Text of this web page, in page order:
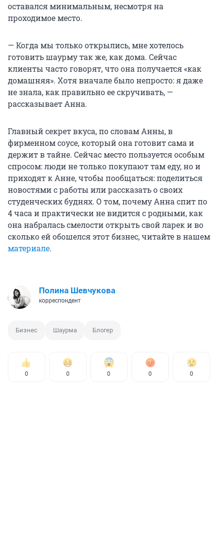
оставался минимальным, несмотря на
проходимое место.
— Когда мы только открылись, мне хотелось
готовить шаурму так же, как дома. Сейчас
клиенты часто говорят, что она получается «как
домашняя». Хотя вначале было непросто: я даже
не знала, как правильно ее скручивать, —
рассказывает Анна.
Главный секрет вкуса, по словам Анны, в
фирменном соусе, который она готовит сама и
держит в тайне. Сейчас место пользуется особым
спросом: люди не только покупают там еду, но и
приходят к Анне, чтобы пообщаться: поделиться
новостями с работы или рассказать о своих
студенческих буднях. О том, почему Анна спит по
4 часа и практически не видится с родными, как
она набралась смелости открыть свой ларек и во
сколько ей обошелся этот бизнес, читайте в нашем
материале.
Полина Шевчукова
корреспондент
Бизнес Шаурма Блогер
0 0 0 0 0